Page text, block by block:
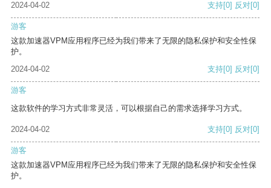
2024-04-02
支持[0] 反对[0]
游客
这款加速器VPM应用程序已经为我们带来了无限的隐私保护和安全性保
护。
2024-04-02
支持[0] 反对[0]
游客
这款软件的学习方式非常灵活，可以根据自己的需求选择学习方式。
2024-04-02 支持[0] 反对[0]
游客
这款加速器VPM应用程序已经为我们带来了无限的隐私保护和安全性保
护。